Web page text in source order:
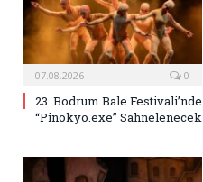
07.08.2026 0
23. Bodrum Bale Festivali’nde
“Pinokyo.exe” Sahnelenecek